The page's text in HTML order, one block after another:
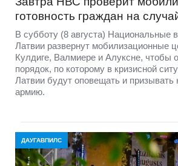
готовность граждан на
В субботу (8 августа) Национальные
Латвии развернут мобилизационные
Кулдиге, Валмиере и Алуксне, чтобы
порядок, по которому в кризисной
Латвии будут оповещать и призывать
армию.
ДАУГАВПИЛС